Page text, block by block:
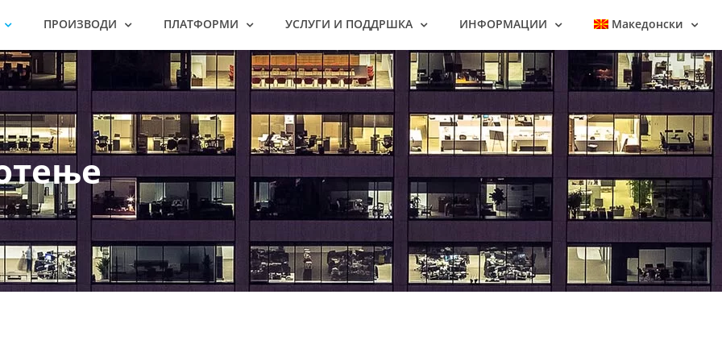
ПРОИЗВОДИ ПЛАТФОРМИ УСЛУГИ И ПОДДРШКА ИНФОРМАЦИИ Македонски